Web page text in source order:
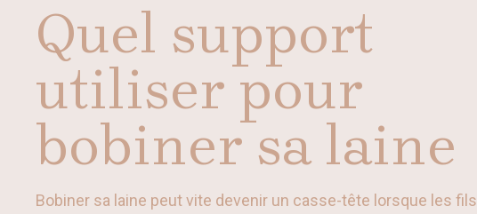
Quel support
utiliser pour
bobiner sa laine
Bobiner sa laine peut vite devenir un casse-tête lorsque les fils